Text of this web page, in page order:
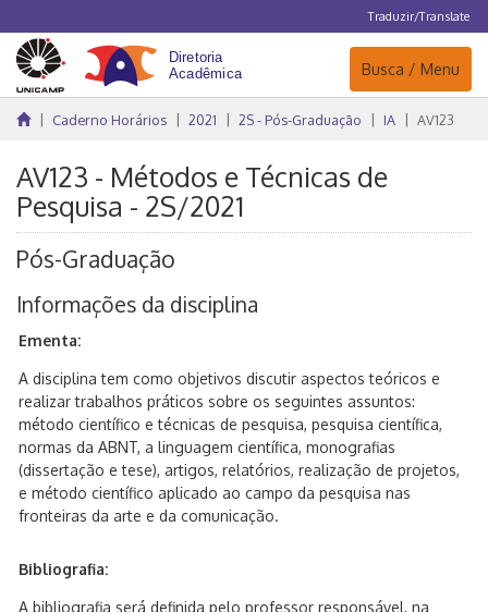
Traduzir/Translate
Navegação
Busca / Menu
Caderno Horários 2021 2S - Pós-Graduação IA AV123
AV123 - Métodos e Técnicas de
Pesquisa - 2S/2021
Pós-Graduação
Informações da disciplina
Ementa:
A disciplina tem como objetivos discutir aspectos teóricos e
realizar trabalhos práticos sobre os seguintes assuntos:
método científico e técnicas de pesquisa, pesquisa científica,
normas da ABNT, a linguagem científica, monografias
(dissertação e tese), artigos, relatórios, realização de projetos,
e método científico aplicado ao campo da pesquisa nas
fronteiras da arte e da comunicação.
Bibliografia:
A bibliografia será definida pelo professor responsável, na